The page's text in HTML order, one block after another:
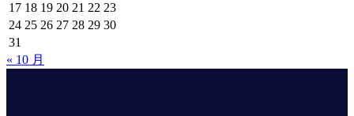
17 18 19 20 21 22 23
24 25 26 27 28 29 30
31
« 10 月